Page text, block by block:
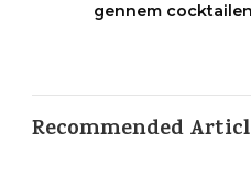
gennem
Recommended